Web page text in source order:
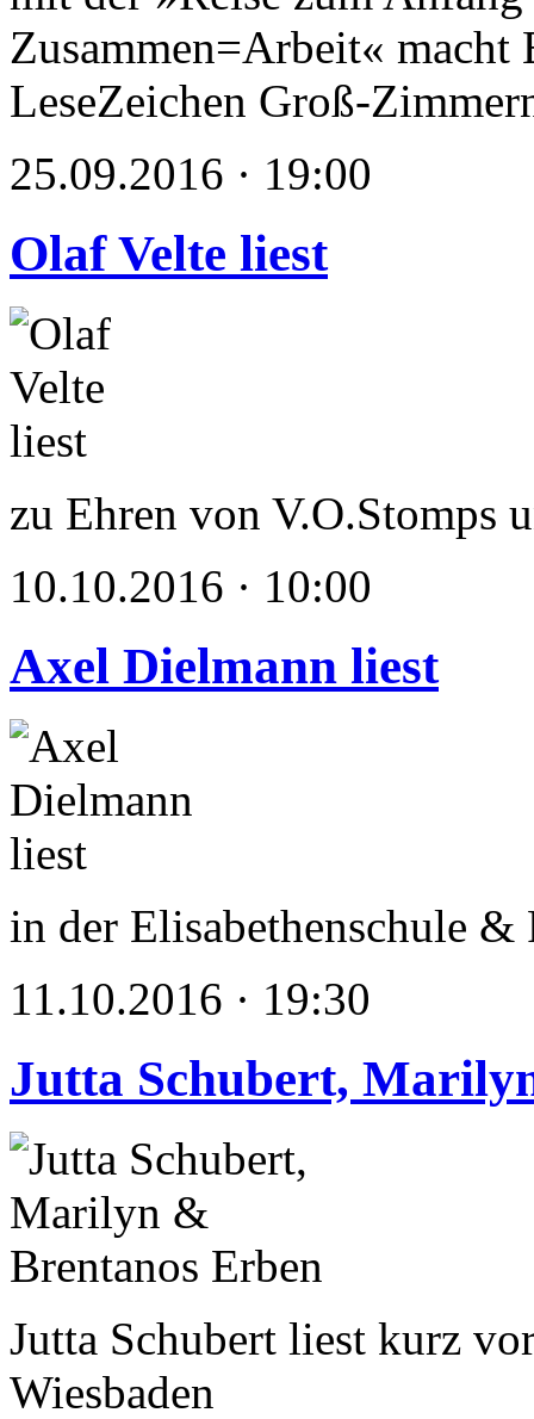
Zusammen=Arbeit« macht
LeseZeichen Groß-
25.09.2016 · 19:00
Olaf Velte liest
zu Ehren von V.O.Stomps
10.10.2016 · 10:00
Axel Dielmann liest
in der Elisabethenschule
11.10.2016 · 19:30
Jutta Schubert,
Jutta Schubert liest kurz
Wiesbaden